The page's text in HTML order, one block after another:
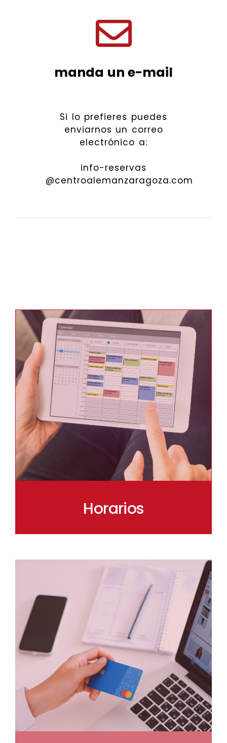
manda un e-mail
Si lo prefieres puedes
enviarnos un correo
electrónico a:
info-reservas
@centroalemanzaragoza.com
Horarios